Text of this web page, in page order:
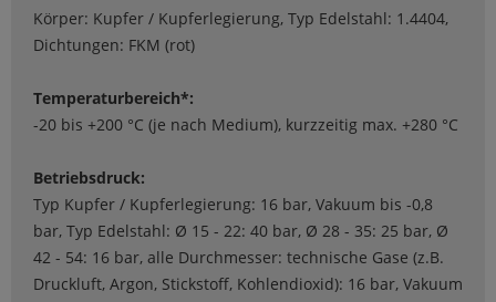
Körper: Kupfer / Kupferlegierung, Typ Edelstahl: 1.4404,
Dichtungen: FKM (rot)
Temperaturbereich*:
-20 bis +200 °C (je nach Medium), kurzzeitig max. +280 °C
Betriebsdruck:
Typ Kupfer / Kupferlegierung: 16 bar, Vakuum bis -0,8
bar, Typ Edelstahl: Ø 15 - 22: 40 bar, Ø 28 - 35: 25 bar, Ø
42 - 54: 16 bar, alle Durchmesser: technische Gase (z.B.
Druckluft, Argon, Stickstoff, Kohlendioxid): 16 bar, Vakuum